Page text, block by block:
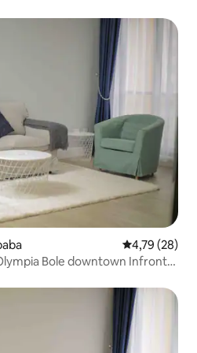
Gemiddelde
4,79 (28)
Bole downtown Infront